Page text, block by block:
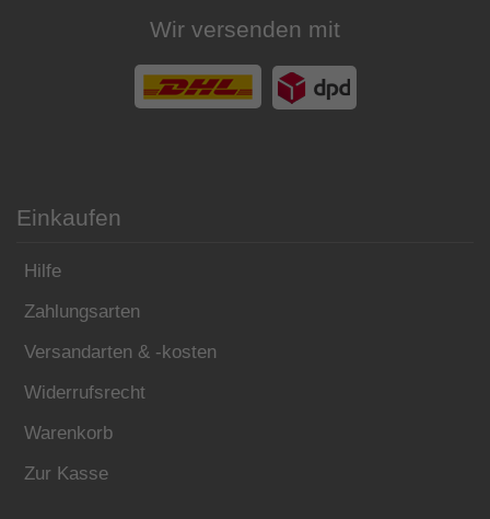
Wir versenden mit
Einkaufen
Hilfe
Zahlungsarten
Versandarten & -kosten
Widerrufsrecht
Warenkorb
Zur Kasse